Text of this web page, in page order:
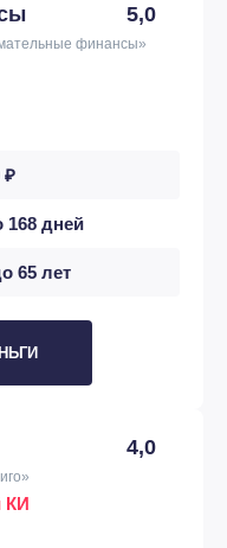
5,0
финансы»
₽
168 дней
65 лет
4,0
КИ